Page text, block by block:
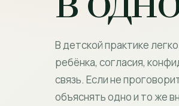
В детской практике
ребёнка, согласия,
связь. Если не
объяснять одно и то же